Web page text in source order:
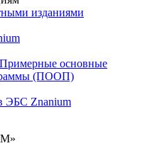
изданиями
основные
(ПООП)
ЭБС Znanium
М»